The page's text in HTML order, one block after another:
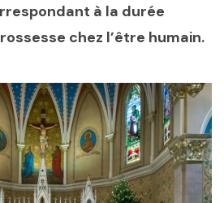
à la durée
chez l’être humain.